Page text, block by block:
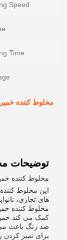
Speed:
Time:
مخلوط کننده
توضیحات
مخلوط کننده
این مخلوط
های تجاری،
مخلوط کننده
کمک می کند
ضد زنگ باعث
برای تمیز کردن